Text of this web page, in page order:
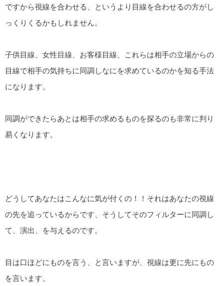
ですから視線を合わせる、というより目線を合わせるの方がし
っくりくるかもしれません。
子供目線、女性目線、お客様目線、これらは相手の立場からの
目線で相手の気持ちに同調しなにを求めているのかを知る手法
になります。
同調ができたらあとは相手の求めるものを探るのも非常に判り
易くなります。
どうしてあなたはこんなに気が付くの！！それはあなたの視線
の先を追っているからです、そうしてそのフィルターに同調し
て、演出、を与えるのです。
目は口ほどにものを言う、と言いますが、視線は更に先にもの
を言います。